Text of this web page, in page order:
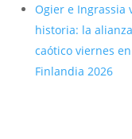
Ogier e Ingrassia
historia: la
caótico viernes
Finlandia 2026